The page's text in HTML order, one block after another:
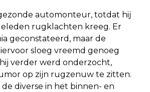
automonteur, totdat hij
rugklachten kreeg. Er
geconstateerd, maar de
sloeg vreemd genoeg
verder werd onderzocht,
op zijn rugzenuw te zitten.
diverse in het binnen- en